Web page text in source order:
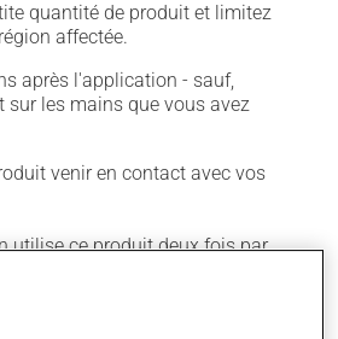
quantité de produit et limitez
affectée.
après l'application - sauf,
sur les mains que vous avez
venir en contact avec vos
utilise ce produit deux fois par
votre pharmacien vous ait
qui est plus approprié pour
de l'appliquer dès qu'une